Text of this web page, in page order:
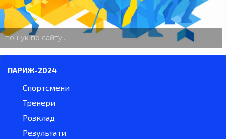
пошук
по
ПАРИЖ-2024
Спортсмени
Тренери
Розклад
Результати